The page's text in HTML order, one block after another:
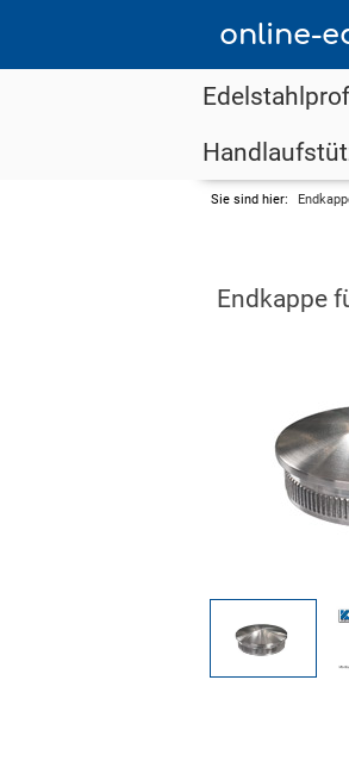
online-
Sie sind hier:
Endkappe